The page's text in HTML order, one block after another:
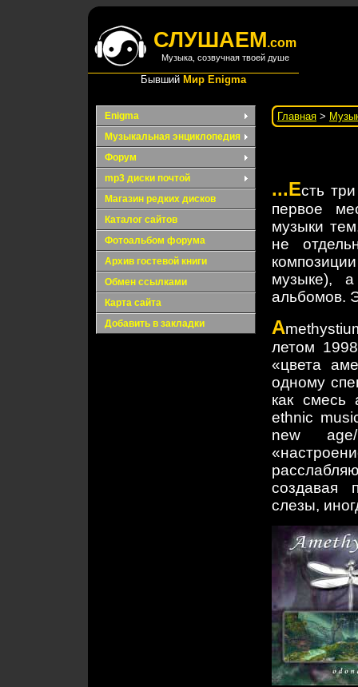
СЛУШАЕМ.com
Музыка, созвучная твоей душе
Бывший Мир Enigma
Enigma
Музыкальная энциклопедия
Форум
mp3 диски почтой
Магазин редких дисков
Каталог сайтов
Фотоальбом форума
Архив гостевой книги
Обмен ссылками
Карта сайта
Добавить в закладки
Главная >
...Есть
первое
музыки
не
музыке),
альбомов.
A
летом
«цвета
одному
как смесь
ethnic
new
создавая
слезы,